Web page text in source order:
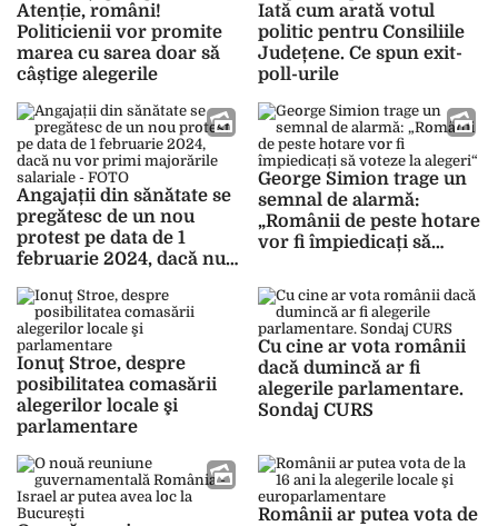
Atenție, români!
Politicienii vor promite
marea cu sarea doar să
câștige alegerile
Iată cum arată votul
politic pentru Consiliile
Județene. Ce spun exit-
poll-urile
Angajații din sănătate se
pregătesc de un nou
protest pe data de 1
februarie 2024, dacă nu
salariale – FOTO
George Simion trage un
semnal de alarmă:
„Românii de peste hotare
vor fi împiedicați să
Ionuţ Stroe, despre
posibilitatea comasării
alegerilor locale şi
parlamentare
Cu cine ar vota românii
dacă dumincă ar fi
alegerile parlamentare.
Sondaj CURS
Românii ar putea vota de